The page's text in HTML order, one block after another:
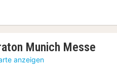
Munich Messe
anzeigen